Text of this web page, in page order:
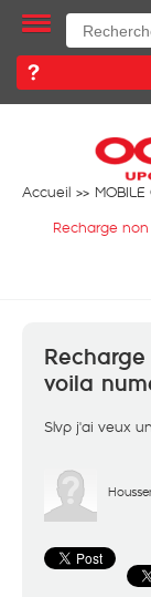
Accueil
Recharge
voila
Slvp j'ai veux